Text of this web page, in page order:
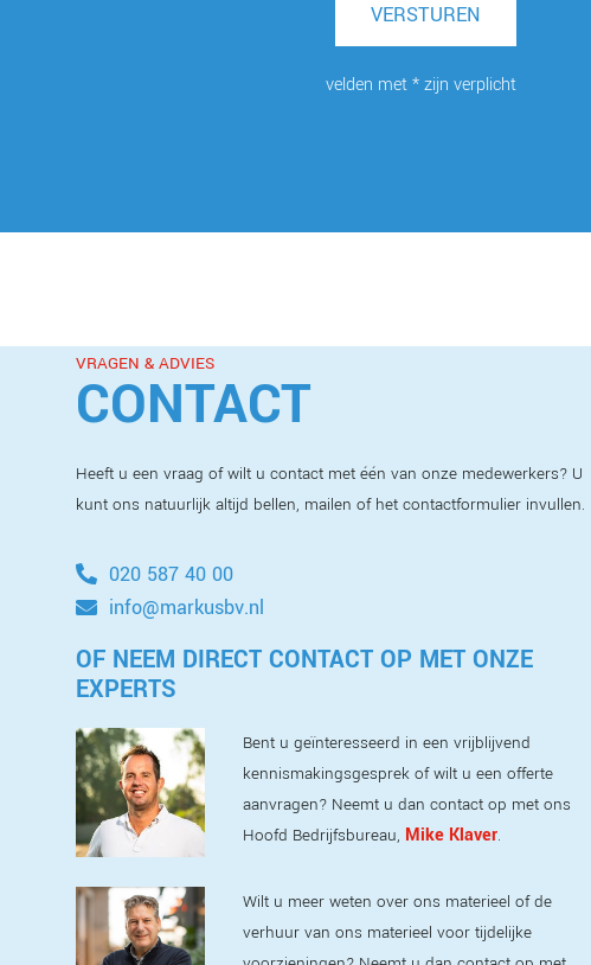
VERSTUREN
velden met * zijn verplicht
VRAGEN & ADVIES
CONTACT
Heeft u een vraag of wilt u contact met één van onze medewerkers? U
kunt ons natuurlijk altijd bellen, mailen of het contactformulier invullen.
020 587 40 00
info@markusbv.nl
OF NEEM DIRECT CONTACT OP MET ONZE
EXPERTS
Bent u geïnteresseerd in een vrijblijvend
kennismakingsgesprek of wilt u een offerte
aanvragen? Neemt u dan contact op met ons
Hoofd Bedrijfsbureau, Mike Klaver.
Wilt u meer weten over ons materieel of de
verhuur van ons materieel voor tijdelijke